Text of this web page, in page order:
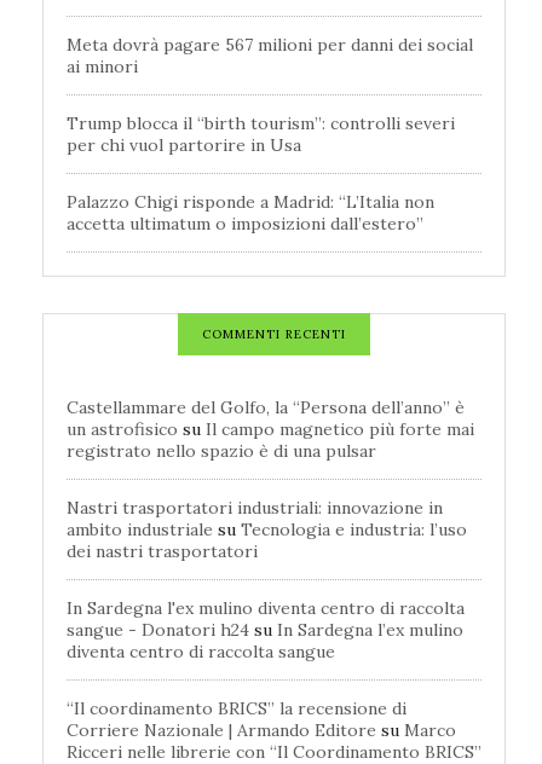
Meta dovrà pagare 567 milioni per danni dei social
ai minori
Trump blocca il “birth tourism”: controlli severi
per chi vuol partorire in Usa
Palazzo Chigi risponde a Madrid: “L’Italia non
accetta ultimatum o imposizioni dall’estero”
COMMENTI RECENTI
Castellammare del Golfo, la “Persona dell’anno” è
un astrofisico su Il campo magnetico più forte mai
registrato nello spazio è di una pulsar
Nastri trasportatori industriali: innovazione in
ambito industriale su Tecnologia e industria: l’uso
dei nastri trasportatori
In Sardegna l'ex mulino diventa centro di raccolta
sangue - Donatori h24 su In Sardegna l’ex mulino
diventa centro di raccolta sangue
“Il coordinamento BRICS” la recensione di
Corriere Nazionale | Armando Editore su Marco
Ricceri nelle librerie con “Il Coordinamento BRICS”